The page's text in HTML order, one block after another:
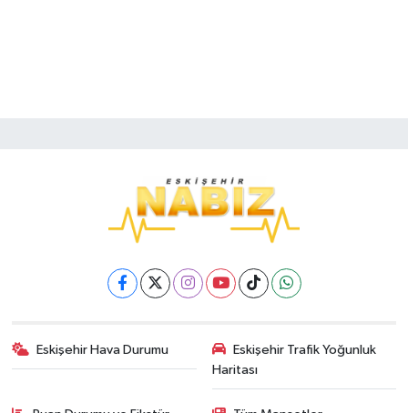
Eskişehir Hava Durumu
Eskişehir Trafik Yoğunluk
Haritası